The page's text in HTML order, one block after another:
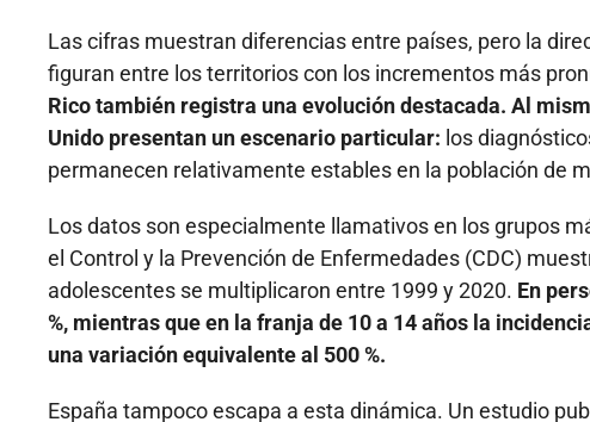
Las cifras muestran diferencias entre países, pero la
figuran entre los territorios con los incrementos más
Rico también registra una evolución destacada. Al
Unido presentan un escenario particular: los
permanecen relativamente estables en la población de
Los datos son especialmente llamativos en los grupos
el Control y la Prevención de Enfermedades (CDC)
adolescentes se multiplicaron entre 1999 y 2020. En
%, mientras que en la franja de 10 a 14 años la
una variación equivalente al 500 %.
España tampoco escapa a esta dinámica. Un estudio